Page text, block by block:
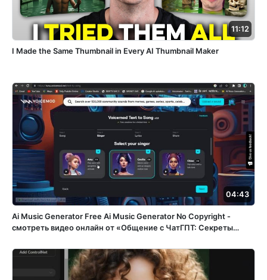
11:12
I Made the Same Thumbnail in Every AI Thumbnail Maker
04:43
Ai Music Generator Free Ai Music Generator No Copyright -
смотреть видео онлайн от «Общение с ЧатГПТ: Секреты
опубликованное 29 декабря 2023 года в 20:12:40 00:04:43.